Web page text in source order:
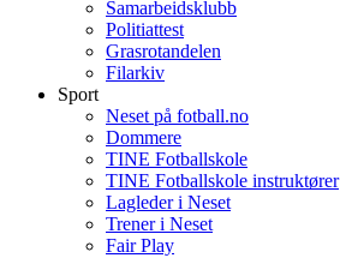
Samarbeidsklubb
Politiattest
Grasrotandelen
Filarkiv
Sport
Neset på fotball.no
Dommere
TINE Fotballskole
TINE Fotballskole instruktører
Lagleder i Neset
Trener i Neset
Fair Play